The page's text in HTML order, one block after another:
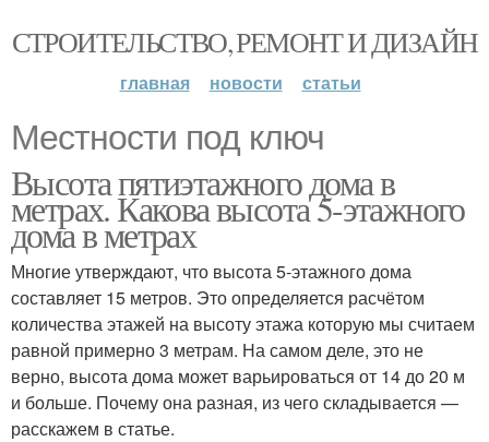
СТРОИТЕЛЬСТВО, РЕМОНТ И ДИЗАЙН
главная новости статьи
Местности под ключ
Высота пятиэтажного дома в
метрах. Какова высота 5-этажного
дома в метрах
Многие утверждают, что высота 5-этажного дома
составляет 15 метров. Это определяется расчётом
количества этажей на высоту этажа которую мы считаем
равной примерно 3 метрам. На самом деле, это не
верно, высота дома может варьироваться от 14 до 20 м
и больше. Почему она разная, из чего складывается —
расскажем в статье.